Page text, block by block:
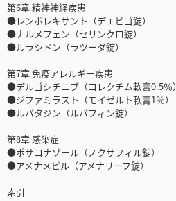
第6章 精神神経疾患
●レンボレキサント（デエビゴ錠）
●ナルメフェン（セリンクロ錠）
●ルラシドン（ラツーダ錠）
第7章 免疫アレルギー疾患
●デルゴシチニブ（コレクチム軟膏0.5％）
●ジファミラスト（モイゼルト軟膏1％）
●ルパタジン（ルパフィン錠）
第8章 感染症
●ポサコナゾール（ノクサフィル錠）
●アメナメビル（アメナリーフ錠）
索引